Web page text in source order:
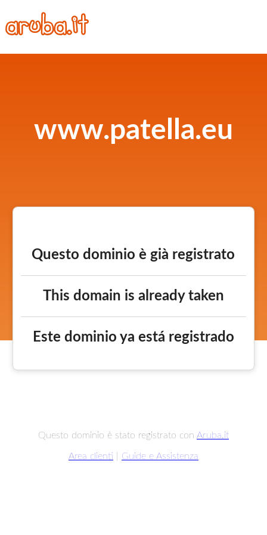
www.patella.eu
Questo dominio è già registrato
This domain is already taken
Este dominio ya está registrado
Questo dominio è stato registrato con Aruba.it
Area clienti Guide e Assistenza